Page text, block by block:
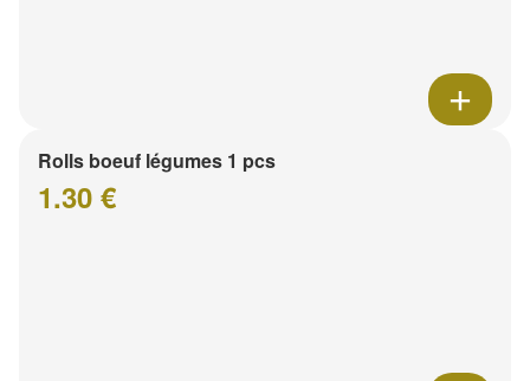
Rolls boeuf légumes 1 pcs
1.30 €